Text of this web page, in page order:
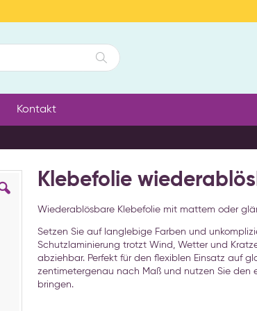
Kontakt
Klebefolie
Wiederablösbare Klebefolie mit mattem oder
Setzen Sie auf langlebige Farben und
Schutzlaminierung trotzt Wind, Wetter und
abziehbar. Perfekt für den flexiblen Einsatz auf
zentimetergenau nach Maß und nutzen Sie den
bringen.